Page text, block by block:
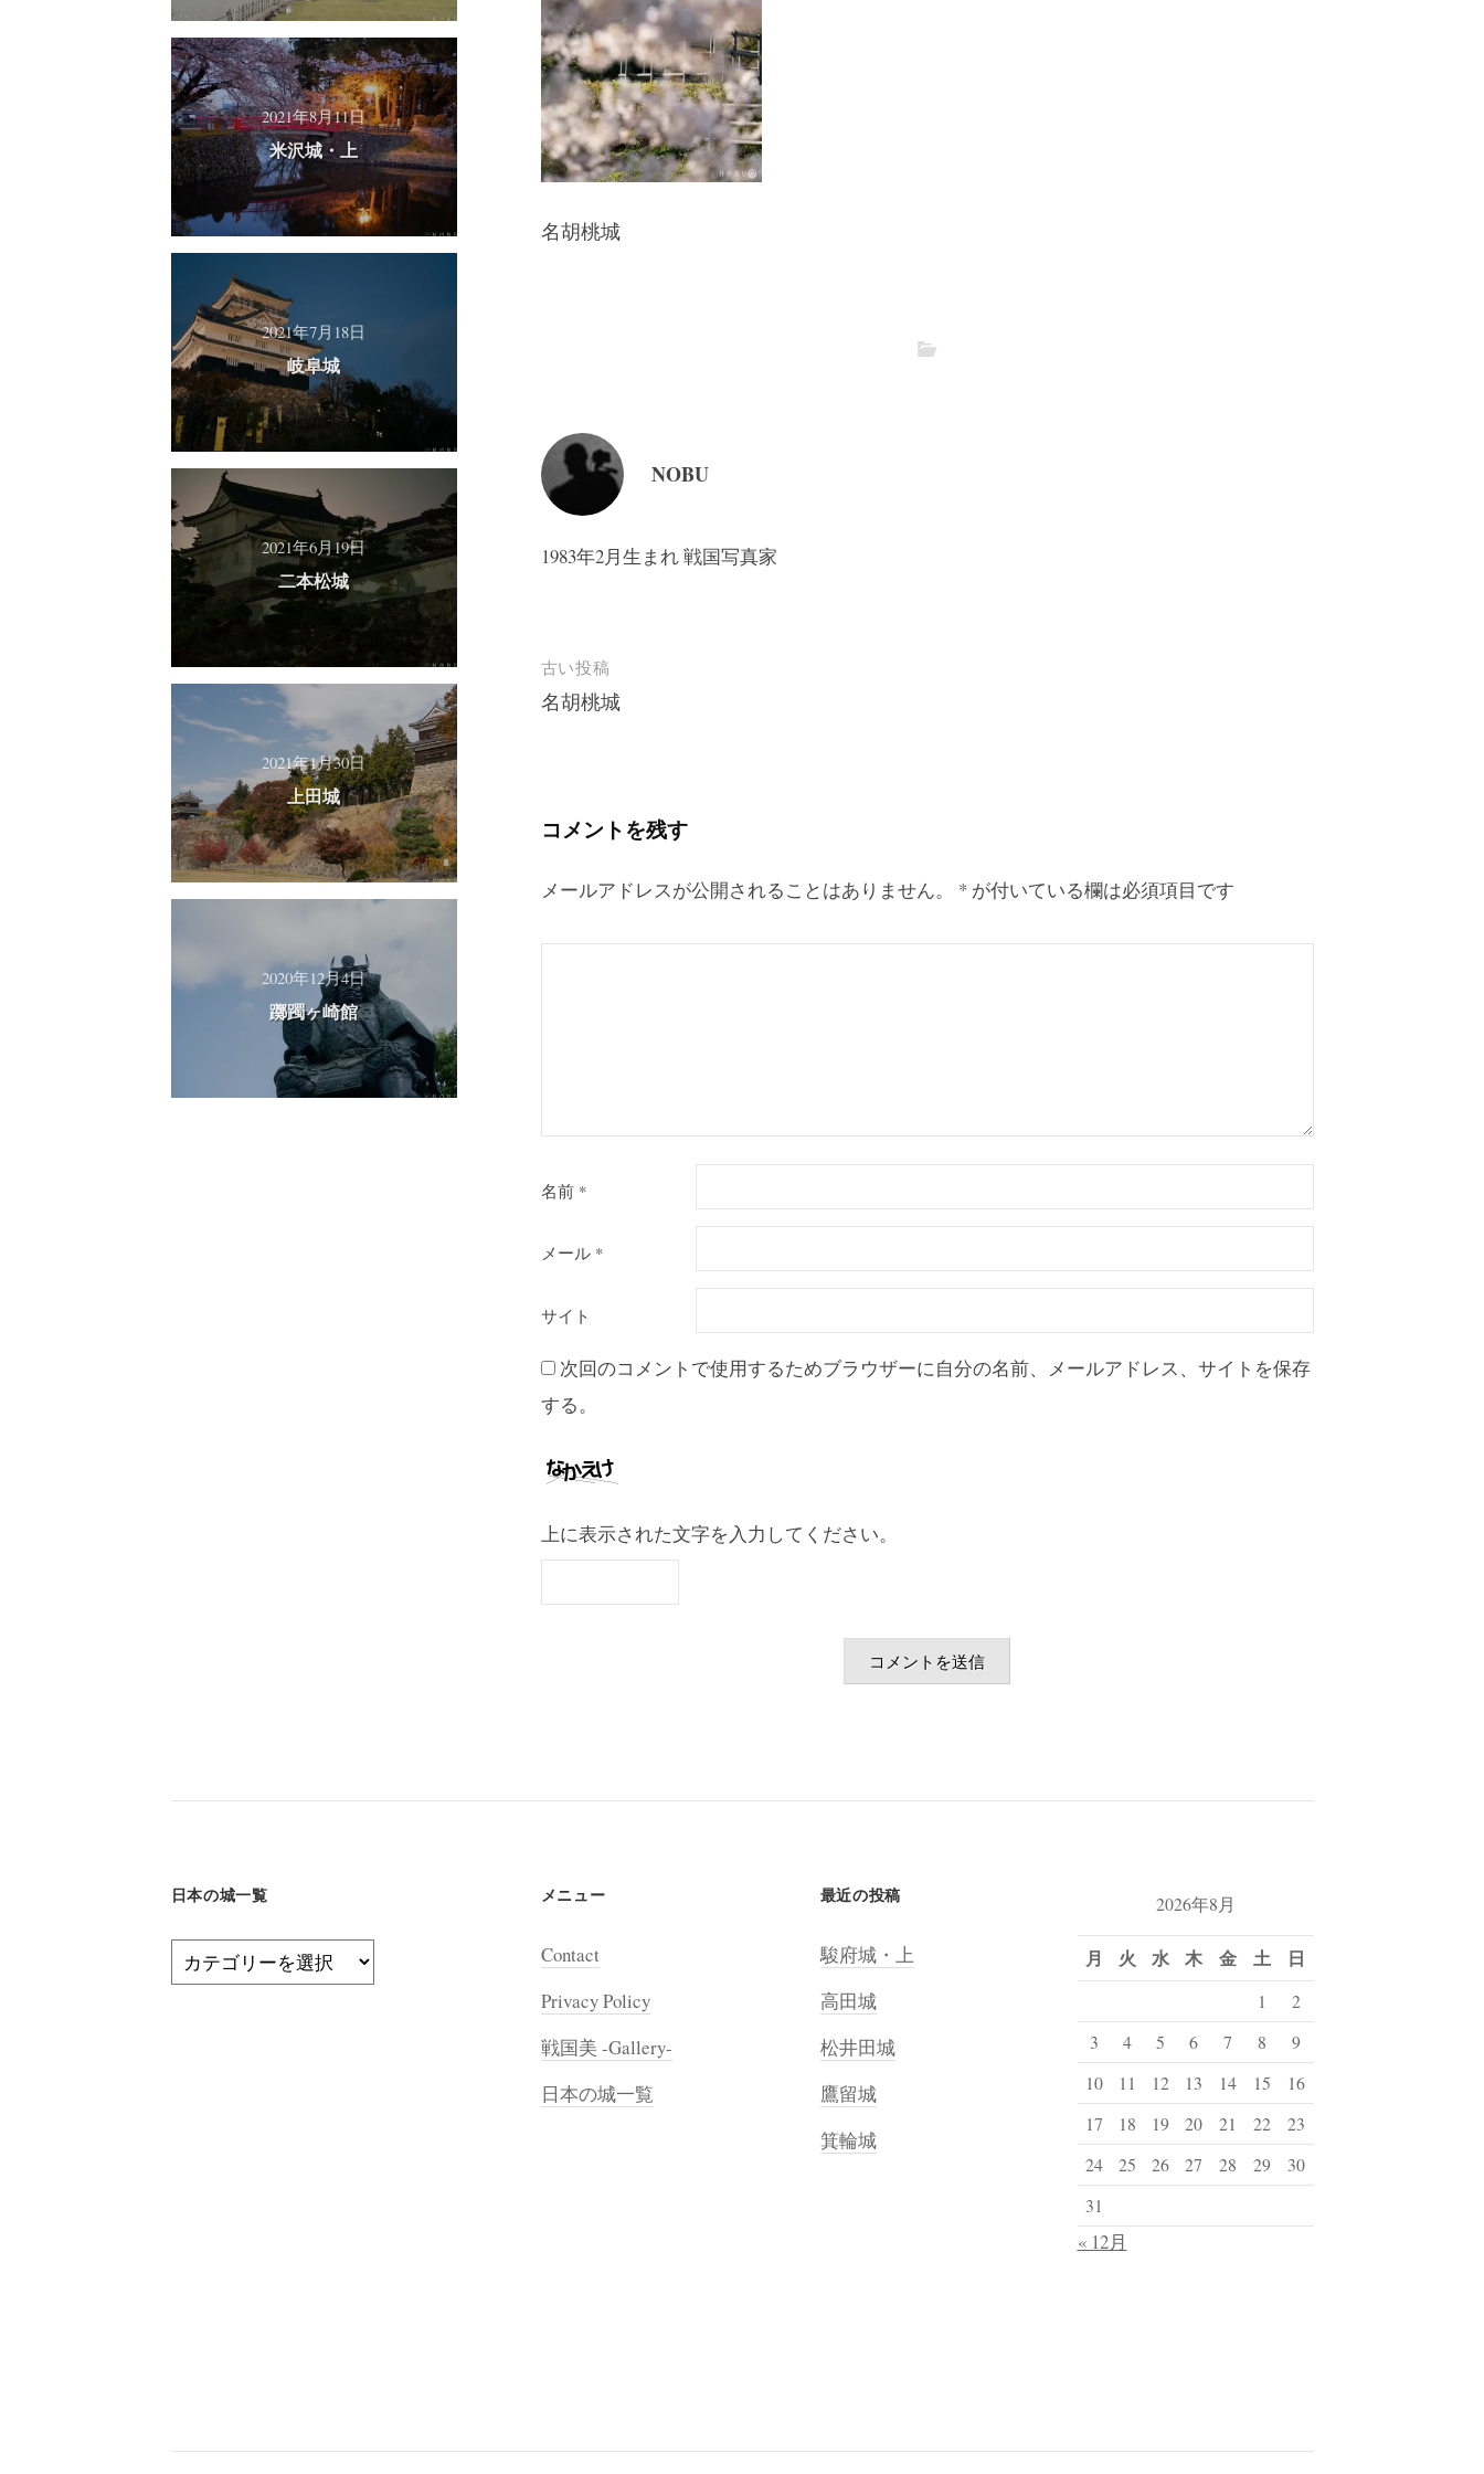
名胡桃城
NOBU
1983年2月生まれ 戦国写真家
投
稿
ー
シ
ン
古い投稿
名胡桃城
コメントを残す
メールアドレスが公開されることはありません。 * が付いている欄は必須項目です
名前 *
メール *
サイト
次回のコメントで使用するためブラウザーに自分の名前、メールアドレス、サイトを保存
する。
上に表示された文字を入力してください。
2021年8月11日
米沢城・上
2021年7月18日
岐阜城
2021年6月19日
二本松城
2021年1月30日
上田城
2020年12月4日
躑躅ヶ崎館
日本の城一覧
日
本
メニュー
Contact
Privacy Policy
戦国美 -Gallery-
日本の城一覧
最近の投稿
駿府城・上
高田城
松井田城
鷹留城
箕輪城
2026年8月
月 火 水 木 金 土 日
1
2
3
4 5 6 7 8
9
10
11 12 13 14 15
16
17
18 19 20 21 22
23
24
25 26 27 28 29
30
31
« 12月